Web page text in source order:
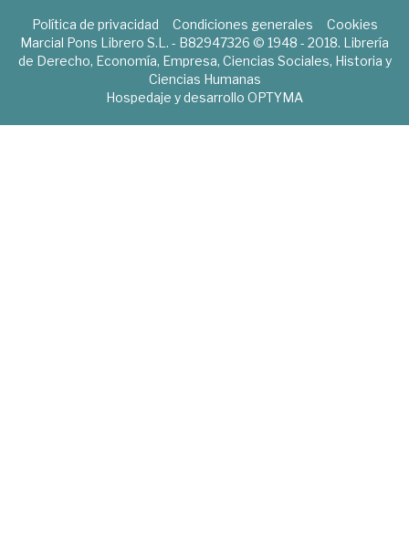
Política de privacidad Condiciones generales
Cookies
Marcial Pons Librero S.L. - B82947326 © 1948 - 2018. Librería
de Derecho, Economía, Empresa, Ciencias Sociales, Historia y
Ciencias Humanas
Hospedaje y desarrollo OPTYMA